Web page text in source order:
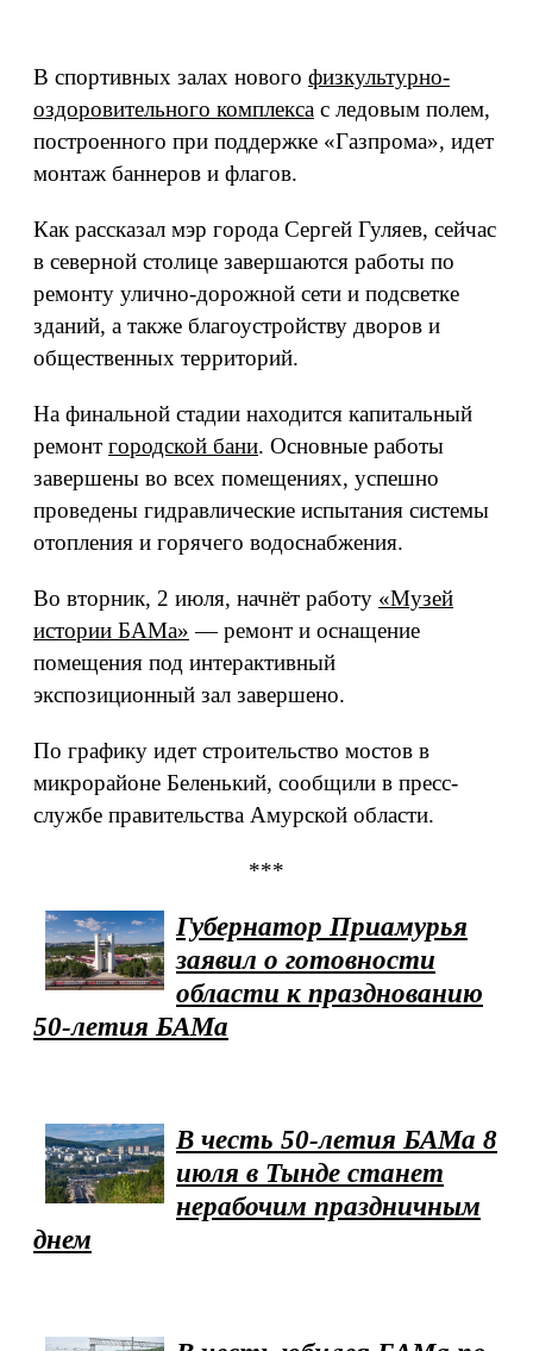
В спортивных залах нового физкультурно-
оздоровительного комплекса с ледовым полем,
построенного при поддержке «Газпрома», идет
монтаж баннеров и флагов.
Как рассказал мэр города Сергей Гуляев, сейчас
в северной столице завершаются работы по
ремонту улично-дорожной сети и подсветке
зданий, а также благоустройству дворов и
общественных территорий.
На финальной стадии находится капитальный
ремонт городской бани. Основные работы
завершены во всех помещениях, успешно
проведены гидравлические испытания системы
отопления и горячего водоснабжения.
Во вторник, 2 июля, начнёт работу «Музей
истории БАМа» — ремонт и оснащение
помещения под интерактивный
экспозиционный зал завершено.
По графику идет строительство мостов в
микрорайоне Беленький, сообщили в пресс-
службе правительства Амурской области.
***
Губернатор Приамурья
заявил о готовности
области к празднованию
50-летия БАМа
В честь 50-летия БАМа 8
июля в Тынде станет
нерабочим праздничным
днем